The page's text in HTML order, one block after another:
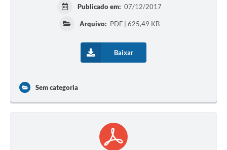
Publicado em: 07/12/2017
Arquivo: PDF | 625,49 KB
Baixar
Sem categoria